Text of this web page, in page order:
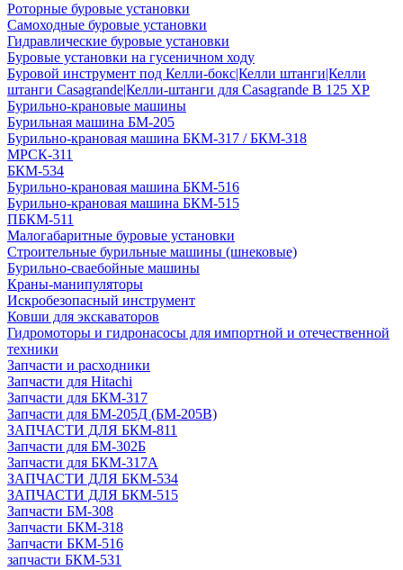
Роторные буровые установки
Самоходные буровые установки
Гидравлические буровые установки
Буровые установки на гусеничном ходу
Буровой инструмент под Келли-бокс|Келли штанги|Келли
штанги Casagrande|Келли-штанги для Casagrande B 125 XP
Бурильно-крановые машины
Бурильная машина БМ-205
Бурильно-крановая машина БКМ-317 / БКМ-318
МРСК-311
БКМ-534
Бурильно-крановая машина БКМ-516
Бурильно-крановая машина БКМ-515
ПБКМ-511
Малогабаритные буровые установки
Строительные бурильные машины (шнековые)
Бурильно-сваебойные машины
Краны-манипуляторы
Искробезопасный инструмент
Ковши для экскаваторов
Гидромоторы и гидронасосы для импортной и отечественной
техники
Запчасти и расходники
Запчасти для Hitachi
Запчасти для БКМ-317
Запчасти для БМ-205Д (БМ-205В)
ЗАПЧАСТИ ДЛЯ БКМ-811
Запчасти для БМ-302Б
Запчасти для БКМ-317А
ЗАПЧАСТИ ДЛЯ БКМ-534
ЗАПЧАСТИ ДЛЯ БКМ-515
Запчасти БМ-308
Запчасти БКМ-318
Запчасти БКМ-516
запчасти БКМ-531